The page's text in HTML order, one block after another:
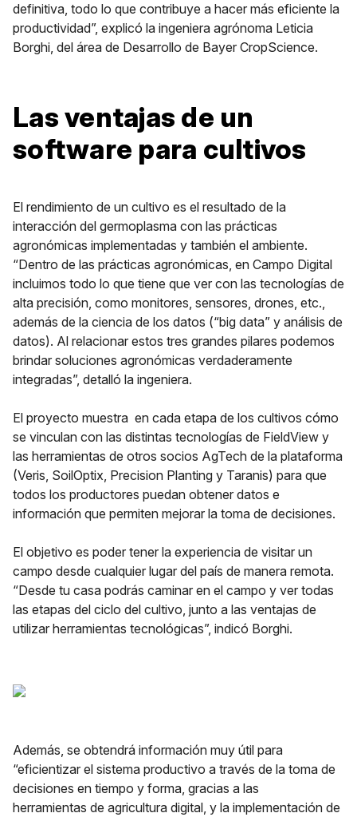
definitiva, todo lo que contribuye a hacer más eficiente la
productividad”, explicó la ingeniera agrónoma Leticia
Borghi, del área de Desarrollo de Bayer CropScience.
Las ventajas de un
software para cultivos
El rendimiento de un cultivo es el resultado de la
interacción del germoplasma con las prácticas
agronómicas implementadas y también el ambiente.
“Dentro de las prácticas agronómicas, en Campo Digital
incluimos todo lo que tiene que ver con las tecnologías de
alta precisión, como monitores, sensores, drones, etc.,
además de la ciencia de los datos (“big data” y análisis de
datos). Al relacionar estos tres grandes pilares podemos
brindar soluciones agronómicas verdaderamente
integradas”, detalló la ingeniera.
El proyecto muestra en cada etapa de los cultivos cómo
se vinculan con las distintas tecnologías de FieldView y
las herramientas de otros socios AgTech de la plataforma
(Veris, SoilOptix, Precision Planting y Taranis) para que
todos los productores puedan obtener datos e
información que permiten mejorar la toma de decisiones.
El objetivo es poder tener la experiencia de visitar un
campo desde cualquier lugar del país de manera remota.
“Desde tu casa podrás caminar en el campo y ver todas
las etapas del ciclo del cultivo, junto a las ventajas de
utilizar herramientas tecnológicas”, indicó Borghi.
Además, se obtendrá información muy útil para
“eficientizar el sistema productivo a través de la toma de
decisiones en tiempo y forma, gracias a las
herramientas de agricultura digital, y la implementación de